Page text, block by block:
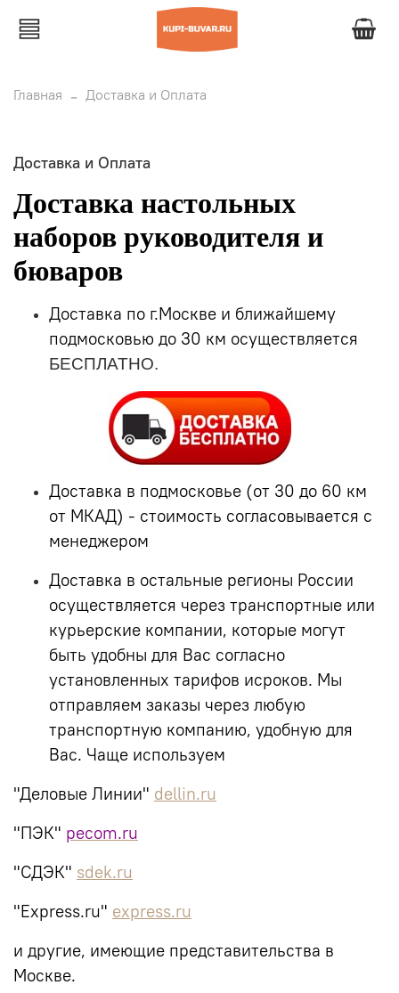
Главная Доставка и Оплата
Доставка и Оплата
Доставка настольных
наборов руководителя и
бюваров
Доставка по г.Москве и ближайшему
подмосковью до 30 км осуществляется
БЕСПЛАТНО.
Доставка в подмосковье (от 30 до 60 км
от МКАД) - стоимость согласовывается с
менеджером
Доставка в остальные регионы России
осуществляется через транспортные или
курьерские компании, которые могут
быть удобны для Вас согласно
установленных тарифов исроков. Мы
отправляем заказы через любую
транспортную компанию, удобную для
Вас. Чаще используем
"Деловые Линии" dellin.ru
"ПЭК" pecom.ru
"СДЭК" sdek.ru
"Express.ru" express.ru
и другие, имеющие представительства в
Москве.